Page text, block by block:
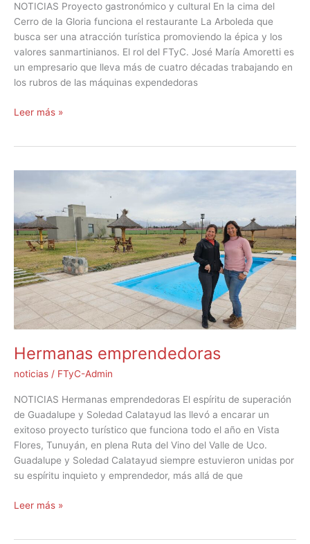
NOTICIAS Proyecto gastronómico y cultural En la cima del
Cerro de la Gloria funciona el restaurante La Arboleda que
busca ser una atracción turística promoviendo la épica y los
valores sanmartinianos. El rol del FTyC. José María Amoretti es
un empresario que lleva más de cuatro décadas trabajando en
los rubros de las máquinas expendedoras
Leer más »
Hermanas emprendedoras
noticias / FTyC-Admin
NOTICIAS Hermanas emprendedoras El espíritu de superación
de Guadalupe y Soledad Calatayud las llevó a encarar un
exitoso proyecto turístico que funciona todo el año en Vista
Flores, Tunuyán, en plena Ruta del Vino del Valle de Uco.
Guadalupe y Soledad Calatayud siempre estuvieron unidas por
su espíritu inquieto y emprendedor, más allá de que
emprendedoras
Leer más »